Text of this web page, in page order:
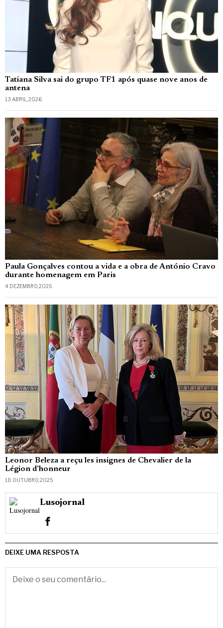
Tatiana Silva sai do grupo TF1 após quase nove anos de
antena
13 ABRIL, 2026
Paula Gonçalves contou a vida e a obra de António Cravo
durante homenagem em Paris
4 DEZEMBRO, 2025
Leonor Beleza a reçu les insignes de Chevalier de la
Légion d’honneur
18 OUTUBRO, 2025
Lusojornal
DEIXE UMA RESPOSTA